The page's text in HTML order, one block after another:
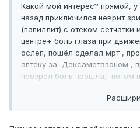
Какой мой интерес? прямой,
назад приключился неврит
(папиллит) с отёком
центре+ боль глаза при
ослеп, пошёл сделал мрт ,
аптеку за Дексаметазоном ,
прозрел боль прошла, потом
совету знакомого доктора,